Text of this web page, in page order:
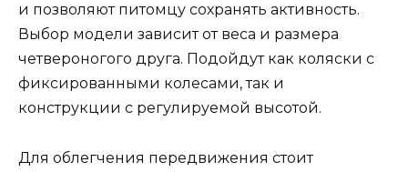
и позволяют питомцу сохранять активность.
Выбор модели зависит от веса и размера
четвероногого друга. Подойдут как коляски с
фиксированными колесами, так и
конструкции с регулируемой высотой.
Для облегчения передвижения стоит